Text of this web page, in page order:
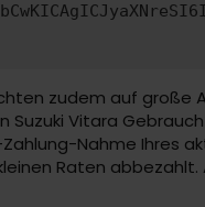
zudem auf
Vitara
Nahme Ihres
Raten